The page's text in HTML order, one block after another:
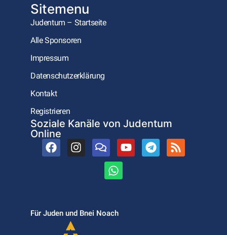
Sitemenu
Judentum – Startseite
Alle Sponsoren
Impressum
Datenschutzerklärung
Kontakt
Registrieren
Soziale Kanäle von Judentum
Online
Für Juden und Bnei Noach